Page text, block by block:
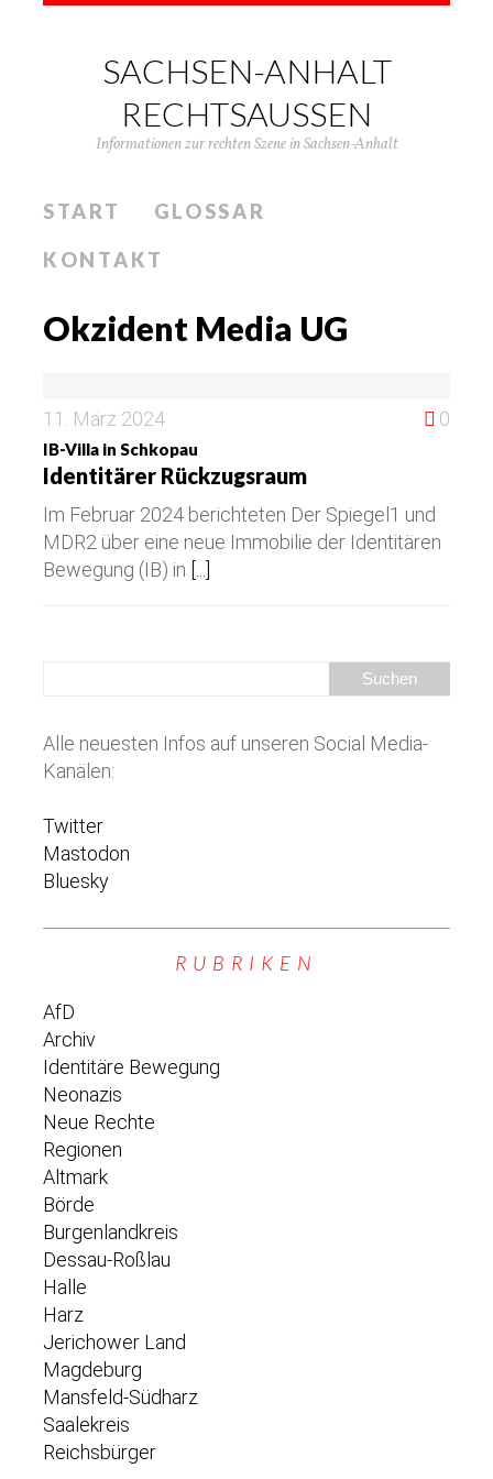
SACHSEN-ANHALT
RECHTSAUSSEN
Informationen zur rechten Szene in Sachsen-Anhalt
START
GLOSSAR
KONTAKT
Okzident Media UG
11. März 2024 0
IB-Villa in Schkopau
Identitärer Rückzugsraum
Im Februar 2024 berichteten Der Spiegel1 und
MDR2 über eine neue Immobilie der Identitären
Bewegung (IB) in
Alle neuesten Infos auf unseren Social Media-
Kanälen:
Twitter
Mastodon
Bluesky
RUBRIKEN
AfD
Archiv
Identitäre Bewegung
Neonazis
Neue Rechte
Regionen
Altmark
Börde
Burgenlandkreis
Dessau-Roßlau
Halle
Harz
Jerichower Land
Magdeburg
Mansfeld-Südharz
Saalekreis
Reichsbürger